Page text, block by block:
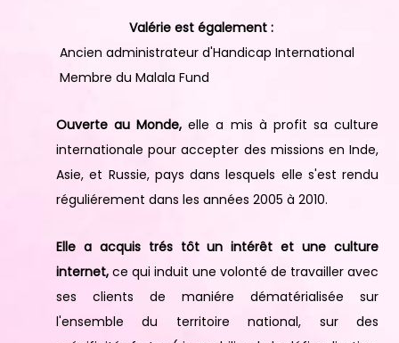
Valérie est également :
Ancien administrateur d'Handicap International
Membre du Malala Fund
Ouverte au Monde,elle a mis à profit sa culture
internationale pour accepter des missions en Inde,
Asie, et Russie, pays dans lesquels elle s'est rendu
réguliérement dans les années 2005 à 2010.
Elle a acquis trés tôt un intérêt et une culture
internet, ce qui induit une volonté de travailler avec
ses clients de maniére dématérialisée sur
l'ensemble du territoire national, sur des